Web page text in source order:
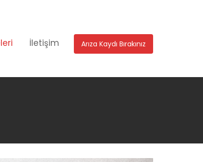
Arıza Kaydı Bırakınız
İletişim